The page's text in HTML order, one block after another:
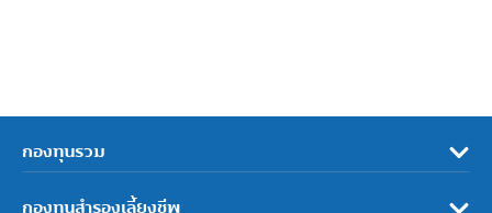
กองทุนรวม